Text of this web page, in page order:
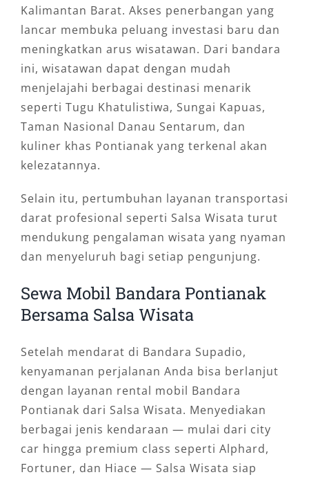
Kalimantan Barat. Akses penerbangan yang
lancar membuka peluang investasi baru dan
meningkatkan arus wisatawan. Dari bandara
ini, wisatawan dapat dengan mudah
menjelajahi berbagai destinasi menarik
seperti Tugu Khatulistiwa, Sungai Kapuas,
Taman Nasional Danau Sentarum, dan
kuliner khas Pontianak yang terkenal akan
kelezatannya.
Selain itu, pertumbuhan layanan transportasi
darat profesional seperti Salsa Wisata turut
mendukung pengalaman wisata yang nyaman
dan menyeluruh bagi setiap pengunjung.
Sewa Mobil Bandara Pontianak
Bersama Salsa Wisata
Setelah mendarat di Bandara Supadio,
kenyamanan perjalanan Anda bisa berlanjut
dengan layanan rental mobil Bandara
Pontianak dari Salsa Wisata. Menyediakan
berbagai jenis kendaraan — mulai dari city
car hingga premium class seperti Alphard,
Fortuner, dan Hiace — Salsa Wisata siap